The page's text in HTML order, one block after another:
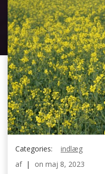
Categories:
indlæg
af | on maj 8, 2023